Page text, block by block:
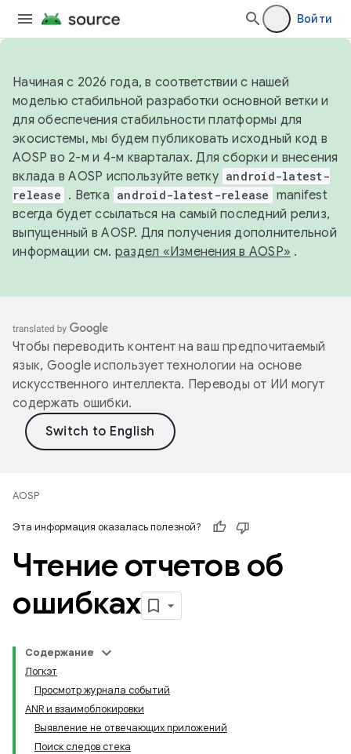
Войти
Начиная с 2026 года, в соответствии с нашей
моделью стабильной разработки основной ветки и
для обеспечения стабильности платформы для
экосистемы, мы будем публиковать исходный код в
AOSP во 2-м и 4-м кварталах. Для сборки и внесения
вклада в AOSP используйте ветку android-latest-
release . Ветка android-latest-release manifest
всегда будет ссылаться на самый последний релиз,
выпущенный в AOSP. Для получения дополнительной
информации см. раздел «Изменения в AOSP» .
Чтобы переводить контент на ваш предпочитаемый
язык, Google использует технологии на основе
искусственного интеллекта. Переводы от ИИ могут
содержать ошибки.
AOSP
Эта информация оказалась полезной?
Чтение отчетов об
ошибках
Содержание
Логкэт
Просмотр журнала событий
ANR и взаимоблокировки
Выявление не отвечающих приложений
Поиск следов стека